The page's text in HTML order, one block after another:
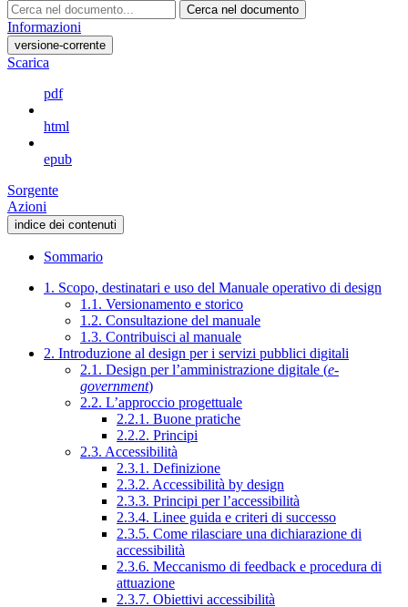
Cerca nel documento
Informazioni
versione-corrente
Scarica
pdf
html
epub
Sorgente
Azioni
indice dei contenuti
Sommario
1. Scopo, destinatari e uso del Manuale operativo di design
1.1. Versionamento e storico
1.2. Consultazione del manuale
1.3. Contribuisci al manuale
2. Introduzione al design per i servizi pubblici digitali
2.1. Design per l’amministrazione digitale (e-
government)
2.2. L’approccio progettuale
2.2.1. Buone pratiche
2.2.2. Principi
2.3. Accessibilità
2.3.1. Definizione
2.3.2. Accessibilità by design
2.3.3. Principi per l’accessibilità
2.3.4. Linee guida e criteri di successo
2.3.5. Come rilasciare una dichiarazione di
accessibilità
2.3.6. Meccanismo di feedback e procedura di
attuazione
2.3.7. Obiettivi accessibilità